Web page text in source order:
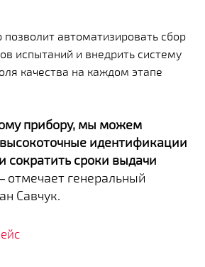
позволит автоматизировать сбор
испытаний и внедрить систему
качества на каждом этапе
прибору, мы можем
идентификации
сократить сроки выдачи
отмечает генеральный
Савчук.